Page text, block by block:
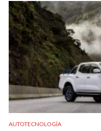
AUTOTECNOLOGÍA